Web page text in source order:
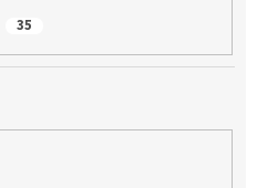
35